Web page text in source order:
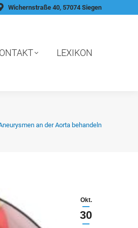
Wichernstraße 40, 57074 Siegen
LEXIKON
hier: an der Aorta behandeln
Okt.
30